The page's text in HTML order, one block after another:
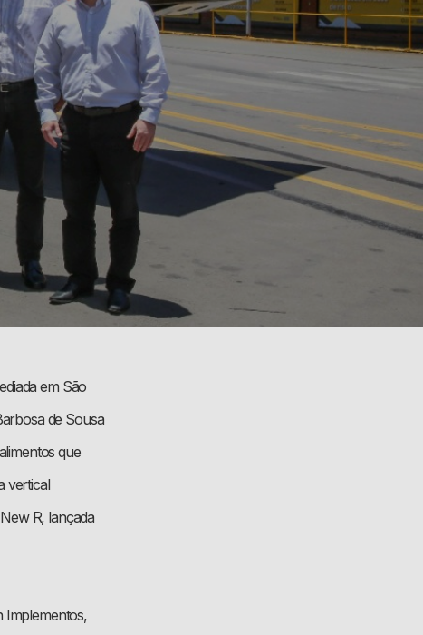
em São
de Sousa
que
vertical
R, lançada
Implementos,